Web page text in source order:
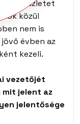
sokan üzletet
közül
nem is
évben az
kezeli.
vezetőjét
jelent az
jelentősége